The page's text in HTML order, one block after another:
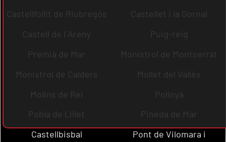
Castellfollit de Riubregós
Castellet i la Gornal
Castell de l´Areny
Puig-reig
Premià de Mar
Monistrol de Montserrat
Monistrol de Calders
Mollet del Vallès
Molins de Rei
Polinyà
Pobla de Lillet
Pineda de Mar
Castellbisbal
Pont de Vilomara i